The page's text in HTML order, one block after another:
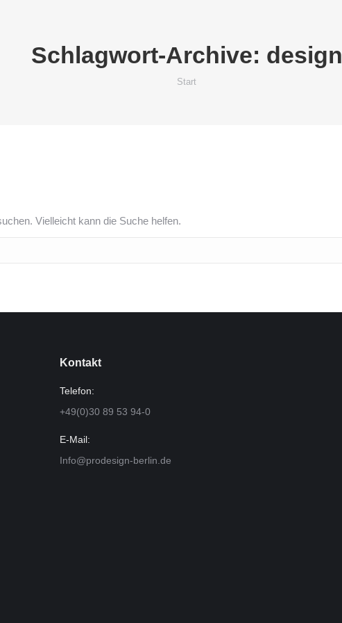
Schlagwort-Archive: design
Sie befinden sich hier:
Start
Vielleicht kann die Suche helfen.
Kontakt
Telefon:
+49(0)30 89 53 94-0
E-Mail:
Info@prodesign-berlin.de